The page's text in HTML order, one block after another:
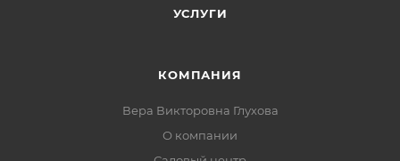
УСЛУГИ
КОМПАНИЯ
Вера Викторовна Глухова
О компании